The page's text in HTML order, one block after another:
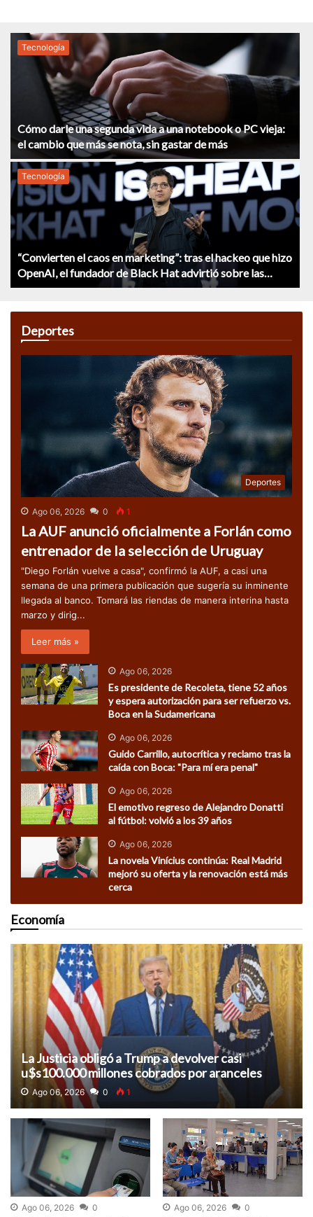
Tecnología
Cómo darle una segunda vida a una notebook o PC vieja:
el cambio que más se nota, sin gastar de más
Tecnología
“Convierten el caos en marketing”: tras el hackeo que hizo
OpenAI, el fundador de Black Hat advirtió sobre las
empresas de IA
Deportes
Deportes
Ago 06, 2026 0 1
La AUF anunció oficialmente a Forlán como
entrenador de la selección de Uruguay
"Diego Forlán vuelve a casa", confirmó la AUF, a casi una
semana de una primera publicación que sugería su inminente
llegada al banco. Tomará las riendas de manera interina hasta
marzo y dirig...
Leer más »
Ago 06, 2026
Es presidente de Recoleta, tiene 52 años
y espera autorización para ser refuerzo vs.
Boca en la Sudamericana
Ago 06, 2026
Guido Carrillo, autocrítica y reclamo tras la
caída con Boca: "Para mí era penal"
Ago 06, 2026
El emotivo regreso de Alejandro Donatti
al fútbol: volvió a los 39 años
Ago 06, 2026
La novela Vinícius continúa: Real Madrid
mejoró su oferta y la renovación está más
cerca
Economía
La Justicia obligó a Trump a devolver casi
u$s100.000 millones cobrados por aranceles
declarados ilegales
Ago 06, 2026 0 1
Ago 06, 2026 0 Ago 06, 2026 0